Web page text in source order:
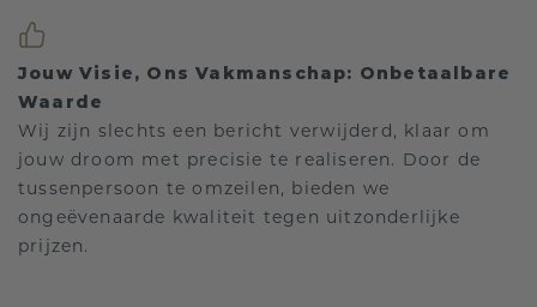
Jouw Visie, Ons Vakmanschap: Onbetaalbare
Waarde
Wij zijn slechts een bericht verwijderd, klaar om
jouw droom met precisie te realiseren. Door de
tussenpersoon te omzeilen, bieden we
ongeëvenaarde kwaliteit tegen uitzonderlijke
prijzen.